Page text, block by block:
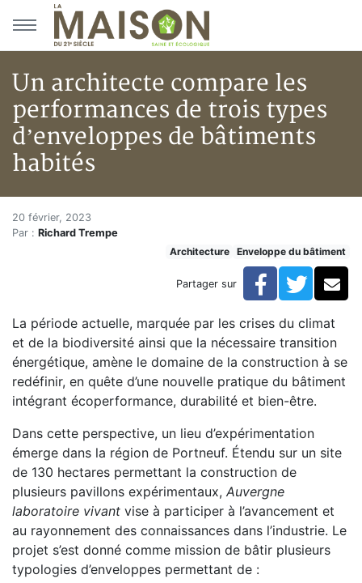
Aller au menu principal
Aller au contenu principal
Un architecte compare les
performances de trois types
d’enveloppes de bâtiments
habités
Accueil
Articles
Un architecte compare les performances de trois
Un architecte compare les
20 février, 2023
Par : Richard Trempe
Architecture
Enveloppe du bâtiment
Partager sur Facebook
La période actuelle, marquée par les crises du climat
et de la biodiversité ainsi que la nécessaire transition
énergétique, amène le domaine de la construction à se
redéfinir, en quête d’une nouvelle pratique du bâtiment
intégrant écoperformance, durabilité et bien-être.
Dans cette perspective, un lieu d’expérimentation
émerge dans la région de Portneuf. Étendu sur un site
de 130 hectares permettant la construction de
plusieurs pavillons expérimentaux, Auvergne
laboratoire vivant vise à participer à l’avancement et
au rayonnement des connaissances dans l’industrie. Le
projet s’est donné comme mission de bâtir plusieurs
typologies d’enveloppes permettant de :